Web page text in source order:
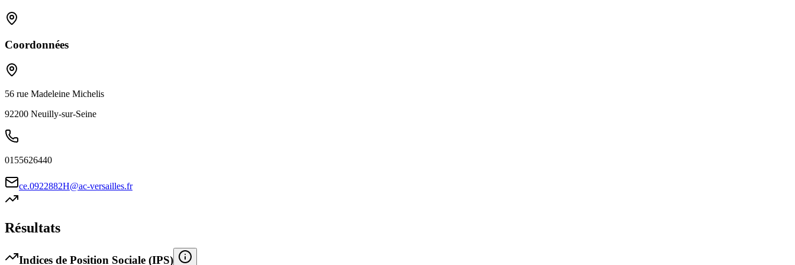
Coordonnées
56 rue Madeleine Michelis
92200 Neuilly-sur-Seine
0155626440
ce.0922882H@ac-versailles.fr
Résultats
Indices de Position Sociale (IPS)